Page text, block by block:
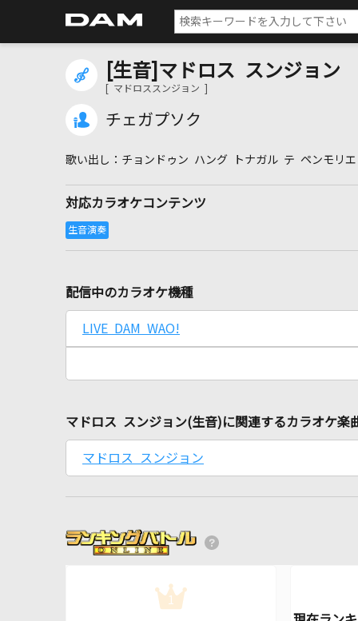
[生音]マドロス スンジョン
[ マドロススンジョン ]
チェガプソク
チョンドゥン ハング トナガル テ ペンモリエ
対応カラオケコンテンツ
配信中のカラオケ機種
LIVE DAM WAO!
マドロス スンジョン(生音)に関連するカラオケ楽
マドロス スンジョン
1